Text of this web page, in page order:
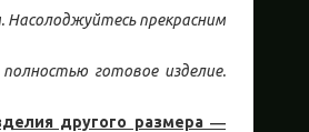
Насолоджуйтесь прекрасним
готовое изделие.
другого размера ―